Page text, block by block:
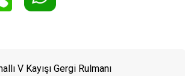
V Kayışı Gergi Rulmanı